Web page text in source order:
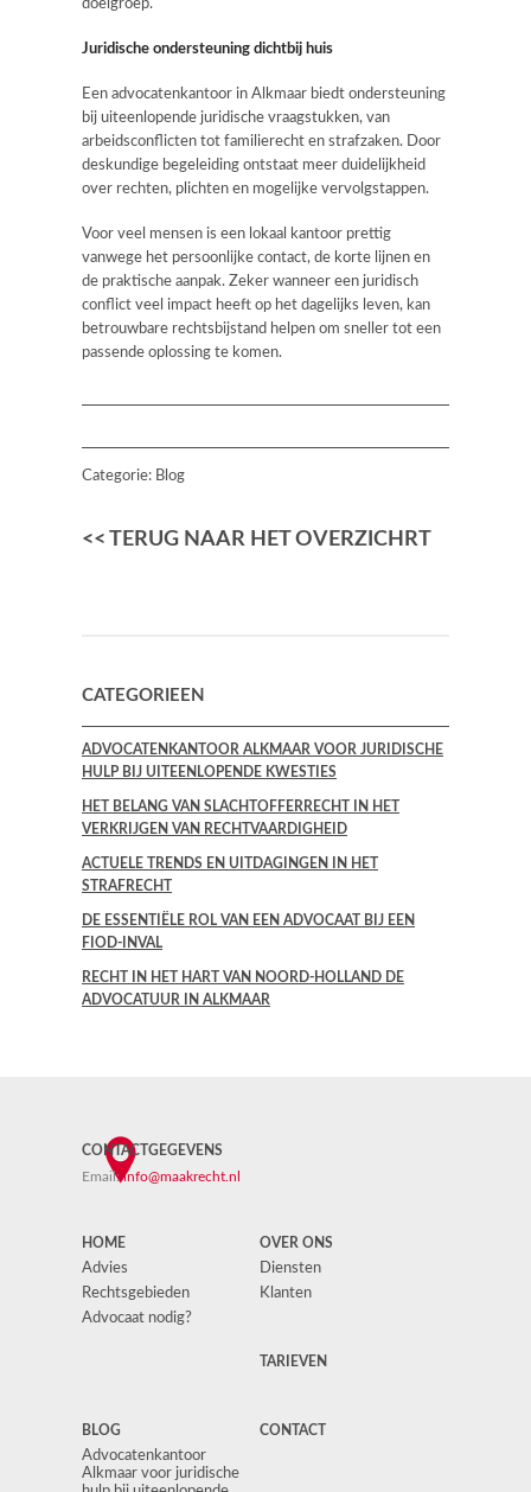
doelgroep.
Juridische ondersteuning dichtbij huis
Een advocatenkantoor in Alkmaar biedt ondersteuning
bij uiteenlopende juridische vraagstukken, van
arbeidsconflicten tot familierecht en strafzaken. Door
deskundige begeleiding ontstaat meer duidelijkheid
over rechten, plichten en mogelijke vervolgstappen.
Voor veel mensen is een lokaal kantoor prettig
vanwege het persoonlijke contact, de korte lijnen en
de praktische aanpak. Zeker wanneer een juridisch
conflict veel impact heeft op het dagelijks leven, kan
betrouwbare rechtsbijstand helpen om sneller tot een
passende oplossing te komen.
Categorie: Blog
<< TERUG NAAR HET OVERZICHRT
CATEGORIEEN
ADVOCATENKANTOOR ALKMAAR VOOR JURIDISCHE
HULP BIJ UITEENLOPENDE KWESTIES
HET BELANG VAN SLACHTOFFERRECHT IN HET
VERKRIJGEN VAN RECHTVAARDIGHEID
ACTUELE TRENDS EN UITDAGINGEN IN HET
STRAFRECHT
DE ESSENTIËLE ROL VAN EEN ADVOCAAT BIJ EEN
FIOD-INVAL
RECHT IN HET HART VAN NOORD-HOLLAND DE
ADVOCATUUR IN ALKMAAR
CONTACTGEGEVENS
Email:info@maakrecht.nl
HOME
Advies
Rechtsgebieden
Advocaat nodig?
OVER ONS
Diensten
Klanten
TARIEVEN
BLOG
Advocatenkantoor
Alkmaar voor juridische
CONTACT